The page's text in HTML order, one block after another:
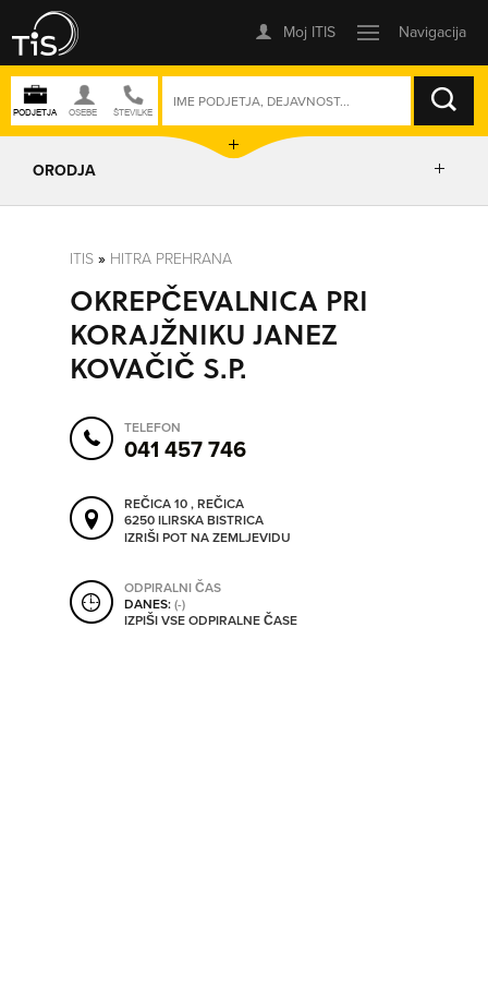
ISKANJE
SO ODPRTA V
ORODJA
IZRIŠI POT
POŠLJI SMS
ORODJA
SHRANI V MOJ ITIS
ITIS » HITRA PREHRANA
OKREPČEVALNICA PRI
KORAJŽNIKU JANEZ
KOVAČIČ S.P.
TELEFON
041 457 746
REČICA 10 , REČICA
6250 ILIRSKA BISTRICA
IZRIŠI POT NA ZEMLJEVIDU
ODPIRALNI ČAS
DANES:(-)
IZPIŠI VSE ODPIRALNE ČASE